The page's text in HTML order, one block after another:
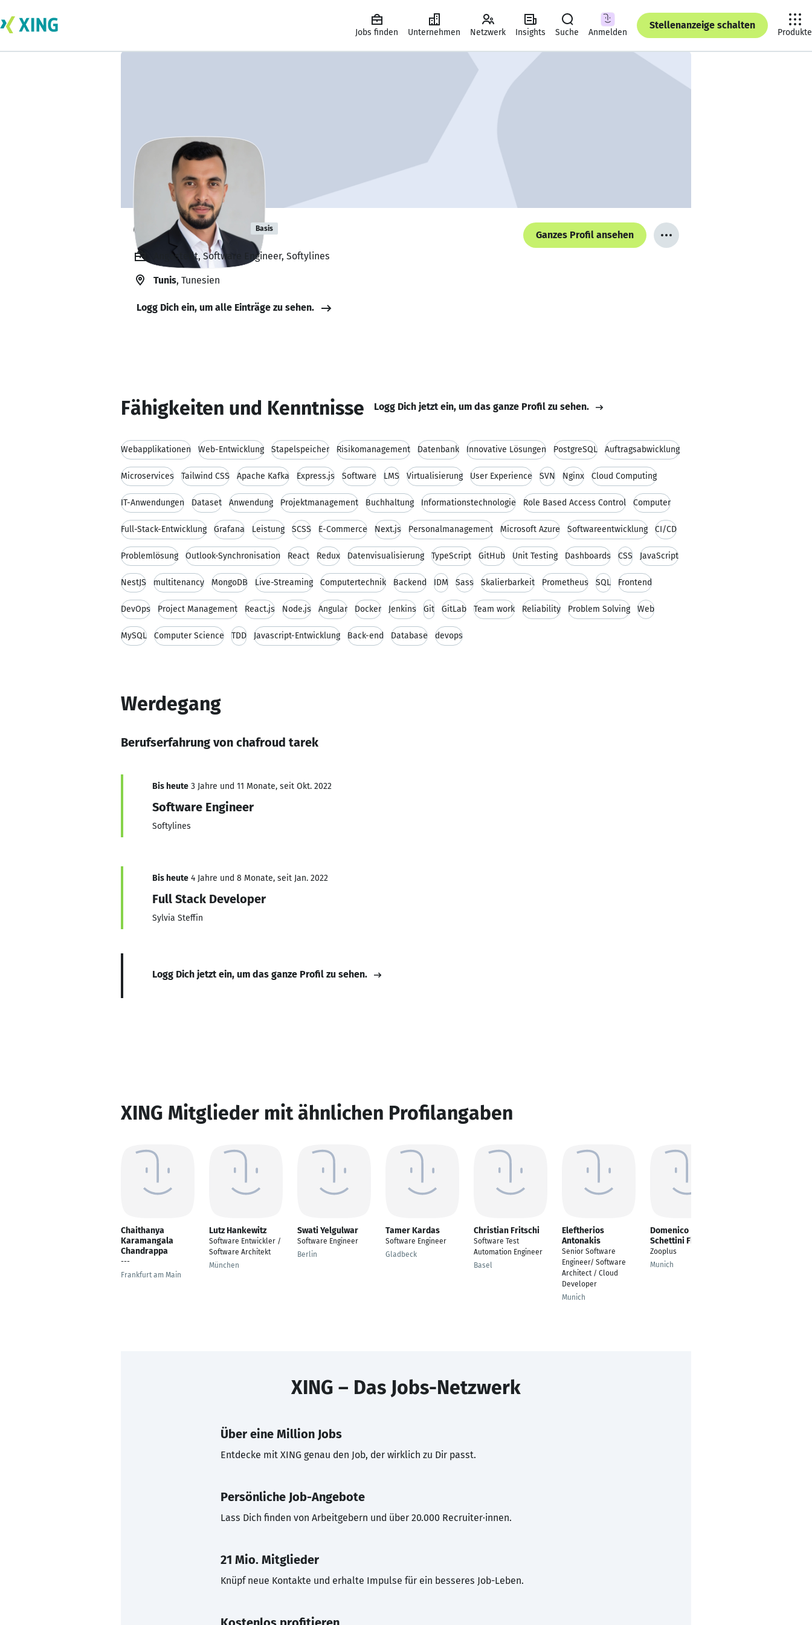
Jobs finden Unternehmen Netzwerk Insights Suche Anmelden
Stellenanzeige schalten
Produkte
chafroud tarek Basis
Ganzes Profil ansehen
Angestellt, Software Engineer, Softylines
Tunis, Tunesien
Logg Dich ein, um alle Einträge zu sehen.
Fähigkeiten und Kenntnisse Logg Dich jetzt ein, um das ganze Profil zu sehen.
Webapplikationen Web-Entwicklung Stapelspeicher Risikomanagement Datenbank Innovative Lösungen PostgreSQL Auftragsabwicklung
Microservices Tailwind CSS Apache Kafka Express.js Software LMS Virtualisierung User Experience SVN Nginx Cloud Computing
IT-Anwendungen Dataset Anwendung Projektmanagement Buchhaltung Informationstechnologie Role Based Access Control Computer
Full-Stack-Entwicklung Grafana Leistung SCSS E-Commerce Next.js Personalmanagement Microsoft Azure Softwareentwicklung CI/CD
Problemlösung Outlook-Synchronisation React Redux Datenvisualisierung TypeScript GitHub Unit Testing Dashboards CSS JavaScript
NestJS multitenancy MongoDB Live-Streaming Computertechnik Backend IDM Sass Skalierbarkeit Prometheus SQL Frontend
DevOps Project Management React.js Node.js Angular Docker Jenkins Git GitLab Team work Reliability Problem Solving Web
MySQL Computer Science TDD Javascript-Entwicklung Back-end Database devops
Werdegang
Berufserfahrung von chafroud tarek
Bis heute 3 Jahre und 11 Monate, seit Okt. 2022
Software Engineer
Softylines
Bis heute 4 Jahre und 8 Monate, seit Jan. 2022
Full Stack Developer
Sylvia Steffin
Logg Dich jetzt ein, um das ganze Profil zu sehen.
XING Mitglieder mit ähnlichen Profilangaben
Chaithanya
Karamangala
Chandrappa
---
Frankfurt am Main
Lutz Hankewitz
Software Entwickler /
Software Architekt
München
Swati Yelgulwar
Software Engineer
Berlin
Tamer Kardas
Software Engineer
Gladbeck
Christian Fritschi
Software Test
Automation Engineer
Basel
Eleftherios
Antonakis
Senior Software
Engineer/ Software
Architect / Cloud
Developer
Munich
Domenico
Schettini Filho
Zooplus
Munich
XING – Das Jobs-Netzwerk
Über eine Million Jobs
Entdecke mit XING genau den Job, der wirklich zu Dir passt.
Persönliche Job-Angebote
Lass Dich finden von Arbeitgebern und über 20.000 Recruiter·innen.
21 Mio. Mitglieder
Knüpf neue Kontakte und erhalte Impulse für ein besseres Job-Leben.